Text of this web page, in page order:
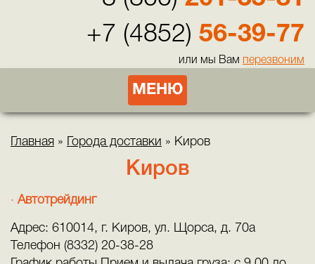
+7 (4852) 56-39-77
или мы Вам перезвоним
МЕНЮ
Главная » Города доставки » Киров
Киров
Автотрейдинг
Адрес: 610014, г. Киров, ул. Щорса, д. 70а
Телефон (8332) 20-38-28